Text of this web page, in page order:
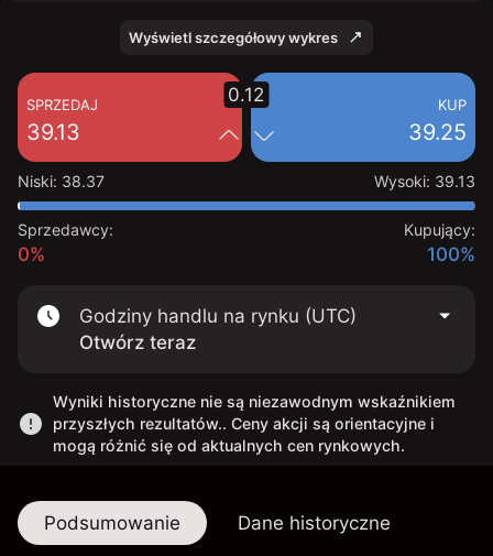
Wyświetl szczegółowy wykres
SPRZEDAJ
39.13
KUP
39.25
0.12
Niski: 38.37 Wysoki: 39.13
Sprzedawcy:
0%
Kupujący:
100%
Godziny handlu na rynku (UTC)
Otwórz teraz
Wyniki historyczne nie są niezawodnym wskaźnikiem
przyszłych rezultatów.. Ceny akcji są orientacyjne i
mogą różnić się od aktualnych cen rynkowych.
Podsumowanie Dane historyczne